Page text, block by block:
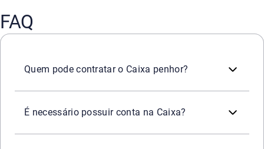
FAQ
Quem pode contratar o Caixa penhor?
É necessário possuir conta na Caixa?